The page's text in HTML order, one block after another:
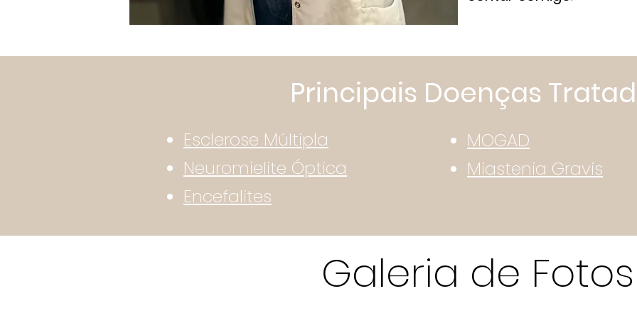
Principais Doenças
Esclerose Múltipla
Neuromielite Óptica
Encefalites
MOGAD
Miastenia Gravis
Galeria de Fotos